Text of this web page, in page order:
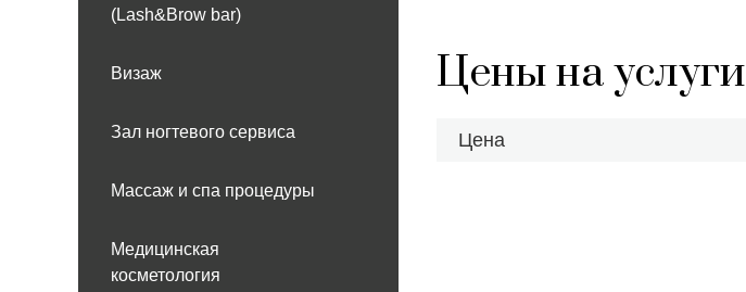
(Lash&Brow bar)
Визаж
Зал ногтевого сервиса
Массаж и спа процедуры
Медицинская
косметология
Цены на услуги
Цена